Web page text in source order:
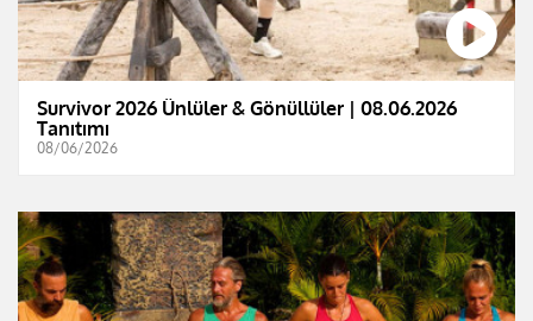
Survivor 2026 Ünlüler & Gönüllüler | 08.06.2026
Tanıtımı
08/06/2026